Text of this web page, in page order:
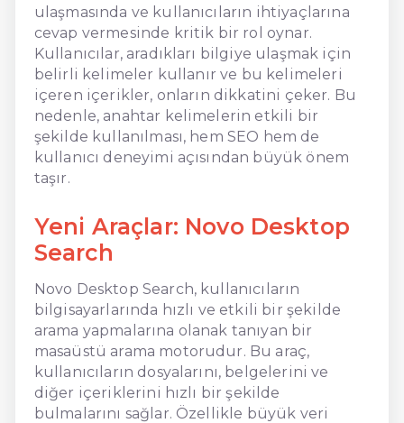
ulaşmasında ve kullanıcıların ihtiyaçlarına
cevap vermesinde kritik bir rol oynar.
Kullanıcılar, aradıkları bilgiye ulaşmak için
belirli kelimeler kullanır ve bu kelimeleri
içeren içerikler, onların dikkatini çeker. Bu
nedenle, anahtar kelimelerin etkili bir
şekilde kullanılması, hem SEO hem de
kullanıcı deneyimi açısından büyük önem
taşır.
Yeni Araçlar: Novo Desktop
Search
Novo Desktop Search, kullanıcıların
bilgisayarlarında hızlı ve etkili bir şekilde
arama yapmalarına olanak tanıyan bir
masaüstü arama motorudur. Bu araç,
kullanıcıların dosyalarını, belgelerini ve
diğer içeriklerini hızlı bir şekilde
bulmalarını sağlar. Özellikle büyük veri